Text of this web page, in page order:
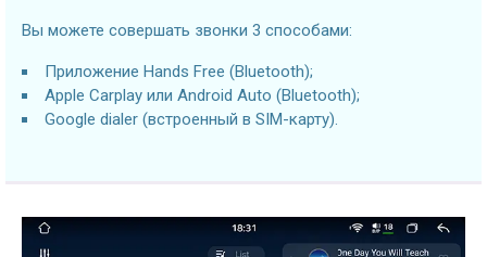
Вы можете совершать звонки 3 способами:
Приложение Hands Free (Bluetooth);
Apple Carplay или Android Auto (Bluetooth);
Google dialer (встроенный в SIM-карту).